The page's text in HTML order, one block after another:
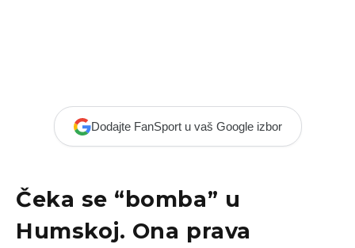
Dodajte FanSport u vaš Google izbor
Čeka se “bomba” u
Humskoj. Ona prava